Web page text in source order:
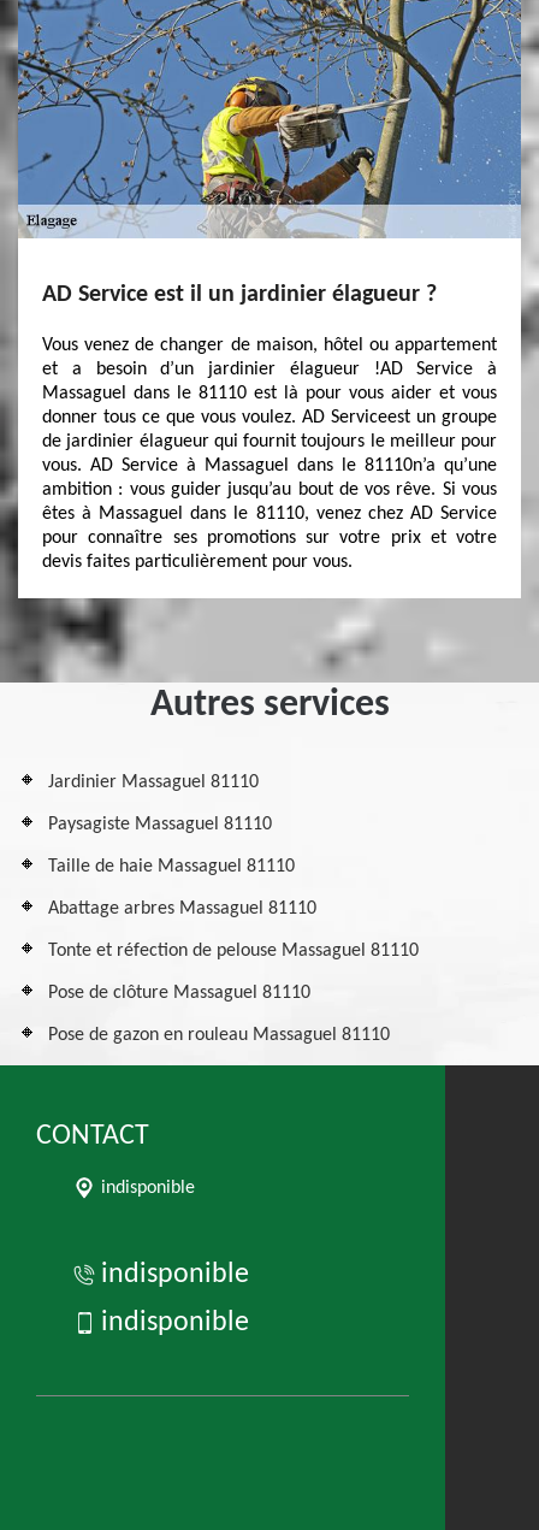
AD Service est il un jardinier élagueur ?
Vous venez de changer de maison, hôtel ou appartement
et a besoin d’un jardinier élagueur !AD Service à
Massaguel dans le 81110 est là pour vous aider et vous
donner tous ce que vous voulez. AD Serviceest un groupe
de jardinier élagueur qui fournit toujours le meilleur pour
vous. AD Service à Massaguel dans le 81110n’a qu’une
ambition : vous guider jusqu’au bout de vos rêve. Si vous
êtes à Massaguel dans le 81110, venez chez AD Service
pour connaître ses promotions sur votre prix et votre
devis faites particulièrement pour vous.
Autres services
Jardinier Massaguel 81110
Paysagiste Massaguel 81110
Taille de haie Massaguel 81110
Abattage arbres Massaguel 81110
Tonte et réfection de pelouse Massaguel 81110
Pose de clôture Massaguel 81110
Pose de gazon en rouleau Massaguel 81110
CONTACT
indisponible
indisponible
indisponible